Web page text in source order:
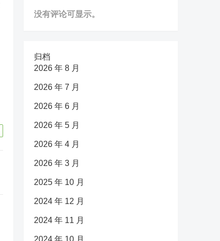
没有评论可显示。
归档
2026 年 8 月
2026 年 7 月
2026 年 6 月
2026 年 5 月
2026 年 4 月
2026 年 3 月
2025 年 10 月
2024 年 12 月
2024 年 11 月
2024 年 10 月